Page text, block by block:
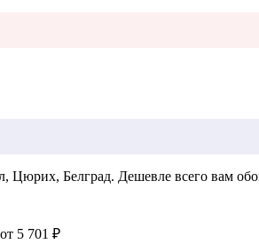
Белград. Дешевле всего вам
от 5 701 ₽